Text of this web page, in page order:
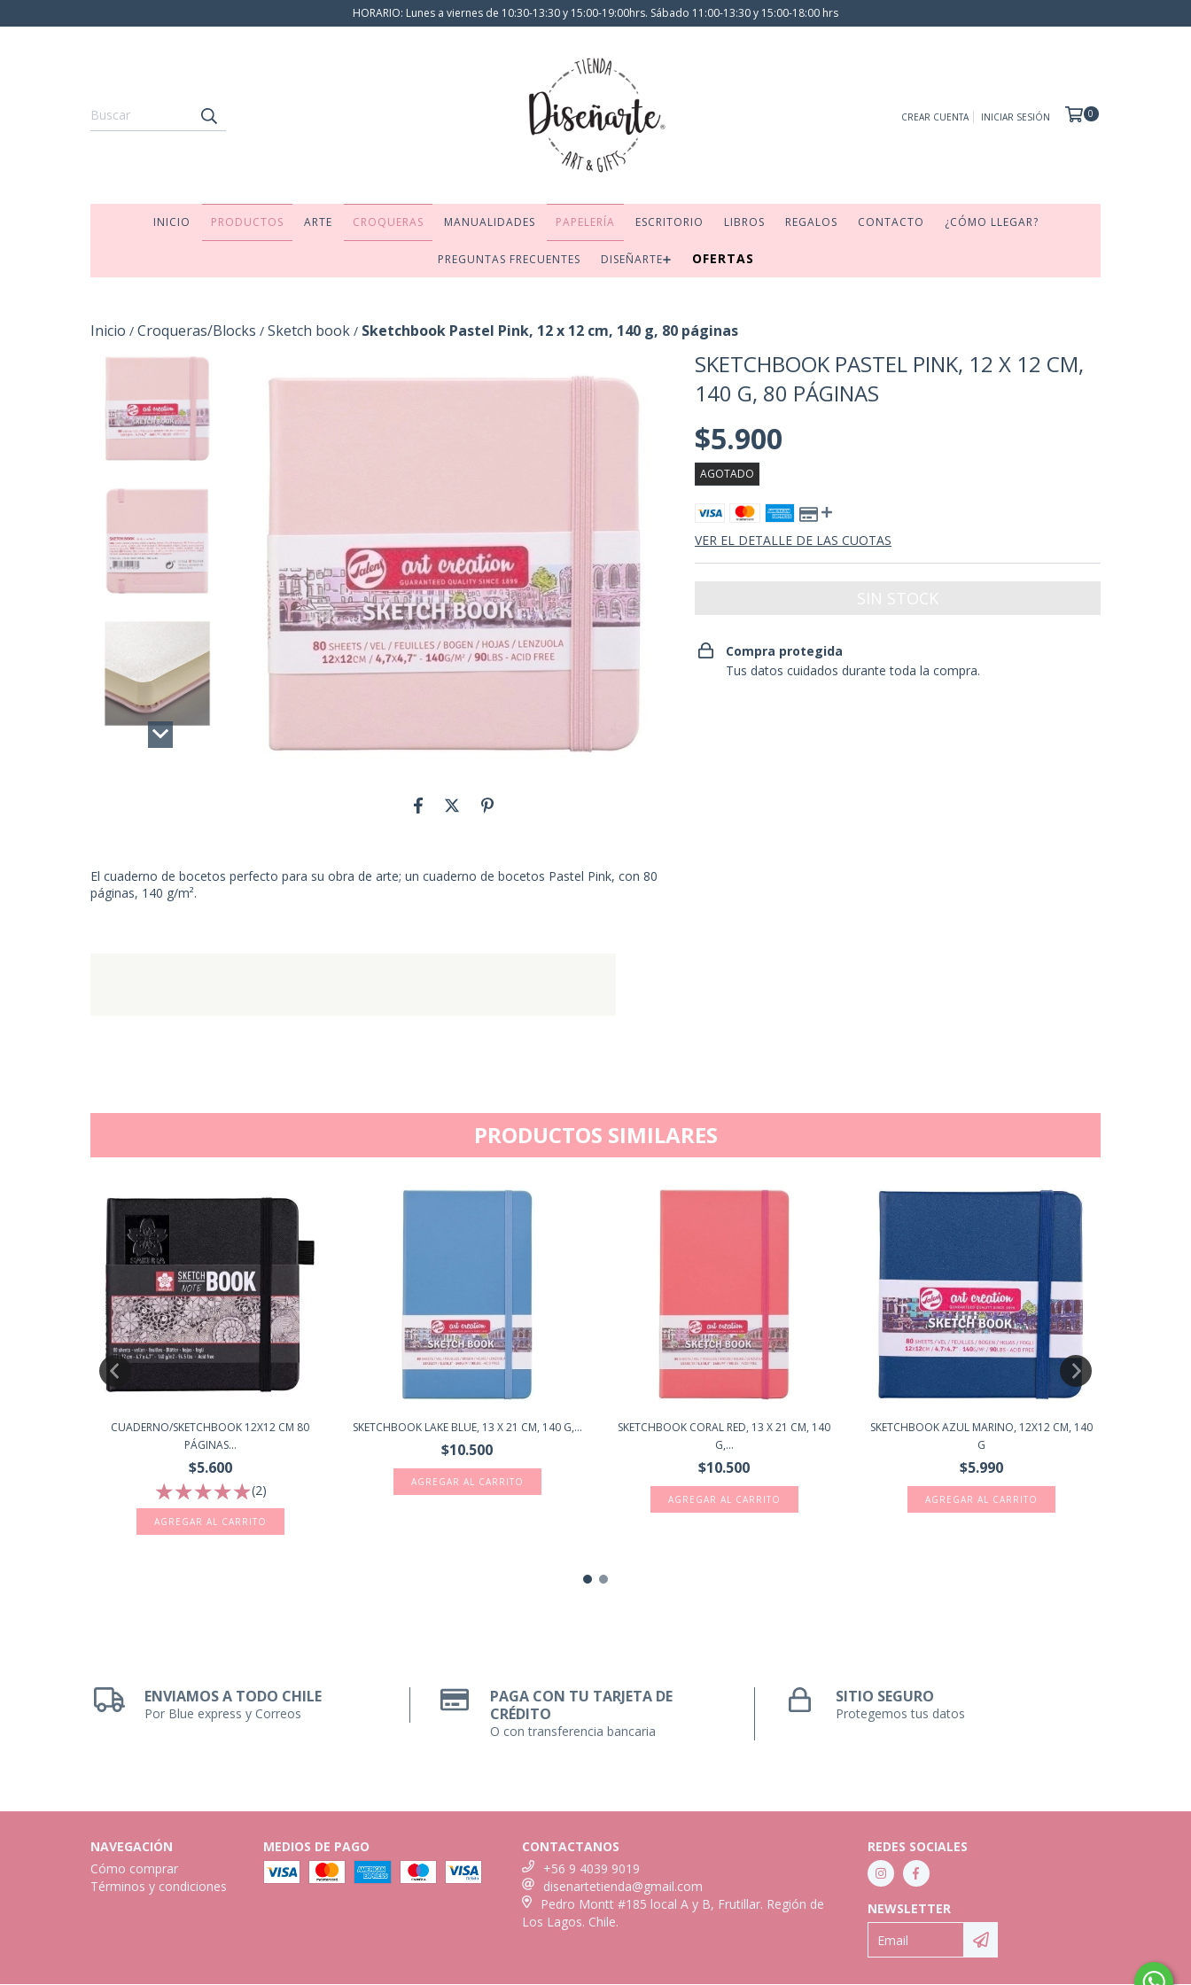
HORARIO: Lunes a viernes de 10:30-13:30 y 15:00-19:00hrs. Sábado 11:00-13:30 y 15:00-18:00 hrs
CREAR CUENTA INICIAR SESIÓN 0
INICIO PRODUCTOS ARTE CROQUERAS MANUALIDADES PAPELERÍA ESCRITORIO LIBROS REGALOS CONTACTO ¿CÓMO LLEGAR?
PREGUNTAS FRECUENTES DISEÑARTE➕ OFERTAS
Inicio / Croqueras/Blocks / Sketch book / Sketchbook Pastel Pink, 12 x 12 cm, 140 g, 80 páginas
El cuaderno de bocetos perfecto para su obra de arte; un cuaderno de bocetos Pastel Pink, con 80
páginas, 140 g/m².
SKETCHBOOK PASTEL PINK, 12 X 12 CM,
140 G, 80 PÁGINAS
$5.900
AGOTADO
VER EL DETALLE DE LAS CUOTAS
Compra protegida
Tus datos cuidados durante toda la compra.
PRODUCTOS SIMILARES
CUADERNO/SKETCHBOOK 12X12 CM 80
PÁGINAS...
$5.600
(2)
SKETCHBOOK LAKE BLUE, 13 X 21 CM, 140 G,...
$10.500
SKETCHBOOK CORAL RED, 13 X 21 CM, 140
G,...
$10.500
SKETCHBOOK AZUL MARINO, 12X12 CM, 140
G
$5.990
ENVIAMOS A TODO CHILE
Por Blue express y Correos
PAGA CON TU TARJETA DE
CRÉDITO
O con transferencia bancaria
SITIO SEGURO
Protegemos tus datos
NAVEGACIÓN
Cómo comprar
Términos y condiciones
MEDIOS DE PAGO
CONTACTANOS
+56 9 4039 9019
disenartetienda@gmail.com
Pedro Montt #185 local A y B, Frutillar. Región de
Los Lagos. Chile.
REDES SOCIALES
NEWSLETTER